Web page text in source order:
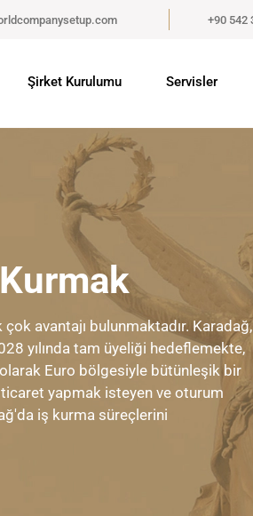
+90 542
Şirket Kurulumu Servisler
avantajı bulunmaktadır. Karadağ,
yılında tam üyeliği hedeflemekte,
olarak Euro bölgesiyle bütünleşik bir
ticaret yapmak isteyen ve oturum
iş kurma süreçlerini